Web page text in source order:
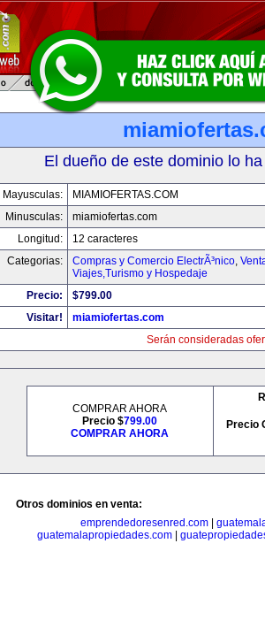
El dueño de este dominio lo
Mayusculas:
MIAMIOFERTAS.COM
Minusculas:
miamiofertas.com
Longitud:
12 caracteres
Categorias:
Compras y Comercio ElectrÃ³nico,
Viajes,Turismo y Hospedaje
Precio:
$799.00
Visitar!
miamiofertas.com
Serán consideradas
COMPRAR AHORA
Precio $799.00
COMPRAR AHORA
Precio
Otros dominios en venta:
emprendedoresenred.com|
guatemalapropiedades.com|